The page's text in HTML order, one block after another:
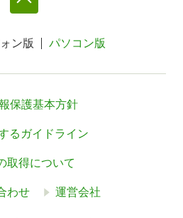
ン版 パソコン版
保護基本方針
るガイドライン
取得について
わせ 運営会社